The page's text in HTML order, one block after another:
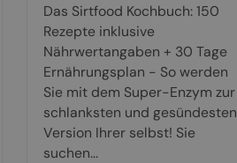
Das Sirtfood Kochbuch: 150
Rezepte inklusive
Nährwertangaben + 30 Tage
Ernährungsplan - So werden
Sie mit dem Super-Enzym zur
schlanksten und gesündesten
Version Ihrer selbst! Sie
suchen...